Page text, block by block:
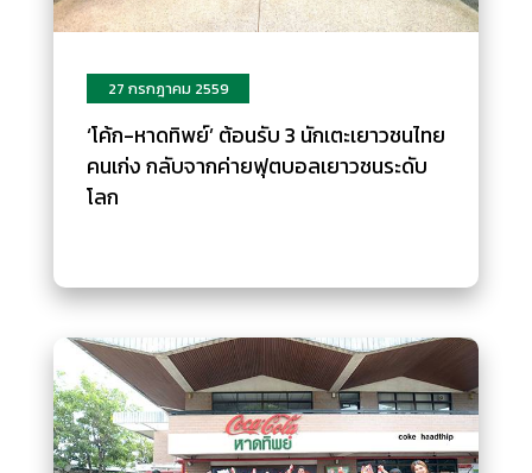
27 กรกฎาคม 2559
‘โค้ก-หาดทิพย์’ ต้อนรับ 3 นักเตะเยาวชนไทย
คนเก่ง กลับจากค่ายฟุตบอลเยาวชนระดับ
โลก